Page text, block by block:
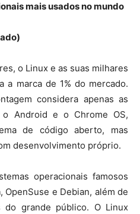
mais usados no mundo
o Linux e as suas milhares
a marca de 1% do mercado.
considera apenas as
Android e o Chrome OS,
de código aberto, mas
desenvolvimento próprio.
operacionais famosos
OpenSuse e Debian, além de
do grande público. O Linux